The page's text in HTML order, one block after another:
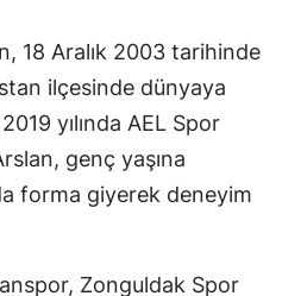
18 Aralık 2003 tarihinde
ilçesinde dünyaya
yılında AEL Spor
genç yaşına
forma giyerek deneyim
Zonguldak Spor